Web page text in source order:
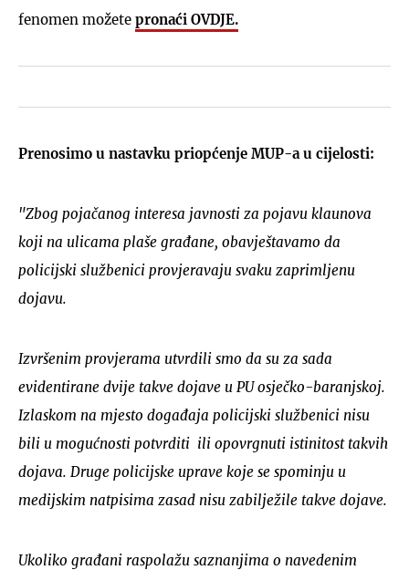
fenomen možete pronaći OVDJE.
Prenosimo u nastavku priopćenje MUP-a u cijelosti:
"Zbog pojačanog interesa javnosti za pojavu klaunova
koji na ulicama plaše građane, obavještavamo da
policijski službenici provjeravaju svaku zaprimljenu
dojavu.
Izvršenim provjerama utvrdili smo da su za sada
evidentirane dvije takve dojave u PU osječko-baranjskoj.
Izlaskom na mjesto događaja policijski službenici nisu
bili u mogućnosti potvrditi ili opovrgnuti istinitost takvih
dojava. Druge policijske uprave koje se spominju u
medijskim natpisima zasad nisu zabilježile takve dojave.
Ukoliko građani raspolažu saznanjima o navedenim